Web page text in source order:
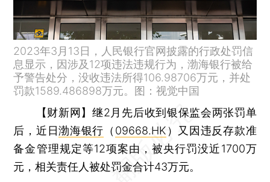
2023年3月13日，人民银行官网披露的行政处罚信
息显示，因涉及12项违法违规行为，渤海银行被给
予警告处分，没收违法所得106.98706万元，并处
罚款1589.486898万元。图：视觉中国
【财新网】继2月先后收到银保监会两张罚单
后，近日渤海银行 （ 09668.HK ）又因违反存款准
备金管理规定等12项案由，被央行罚没近1700万
元，相关责任人被处罚金合计43万元。